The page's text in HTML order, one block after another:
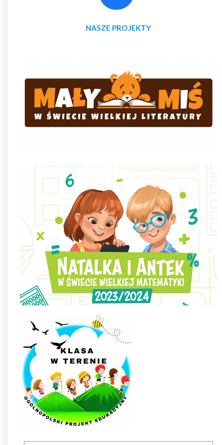
NASZE PROJEKTY